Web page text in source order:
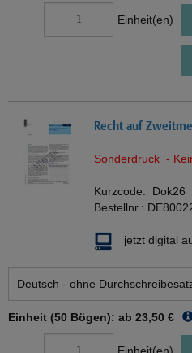
Einheit(en)
Recht auf
Sonderdruck -
Kurzcode: Dok26
Bestellnr.:
jetzt digital
Einheit (50 Bögen): ab 23,50 €